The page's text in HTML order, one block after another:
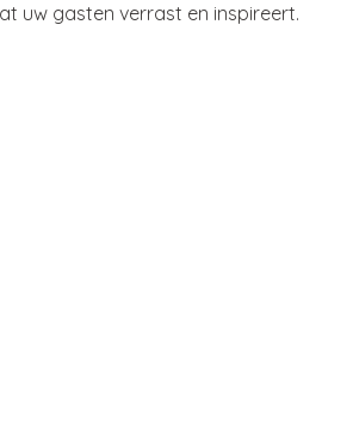
uw gasten verrast en inspireert.